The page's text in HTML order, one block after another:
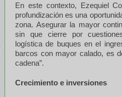
En este contexto, Ezequiel
profundización es una
zona. Asegurar la mayor
sin que cierre por
logística de buques en el
barcos con mayor calado, es
cadena”.
Crecimiento e inversiones